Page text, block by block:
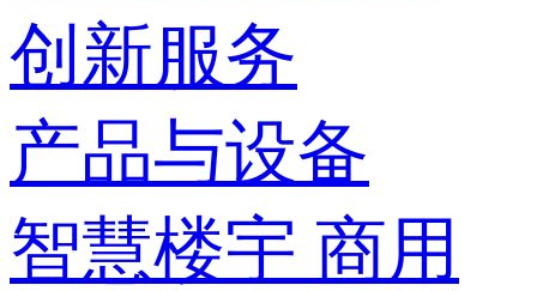
创新服务
产品与设备
智慧楼宇 商用